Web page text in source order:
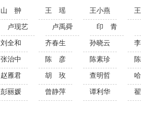
山 翀 王 瑶 王小燕
卢现艺 卢禹舜 印 青
刘全和 齐春生 孙晓云
张治中 陈 彦 陈素珍
赵雁君 胡 玫 查明哲
彭丽媛 曾静萍 谭利华